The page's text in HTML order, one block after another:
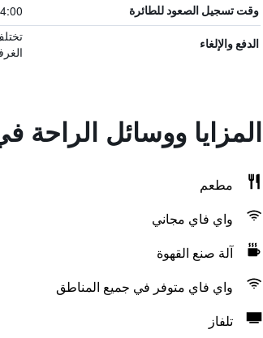
وقت تسجيل الصعود للطائرة
الدفع والإلغاء
المزايا ووسائل الراحة
مطعم
واي فاي مجاني
آلة صنع القهوة
واي فاي متوفر في جميع المناطق
تلفاز